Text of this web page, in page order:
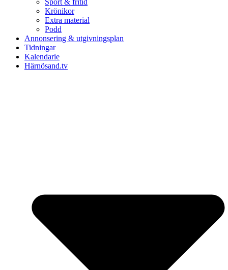
Krönikor
Extra material
Podd
Annonsering & utgivningsplan
Tidningar
Kalendarie
Härnösand.tv